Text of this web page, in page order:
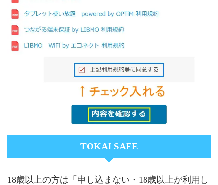
TOKAI SAFE
18歳以上の方は「申し込まない・18歳以上が利用し